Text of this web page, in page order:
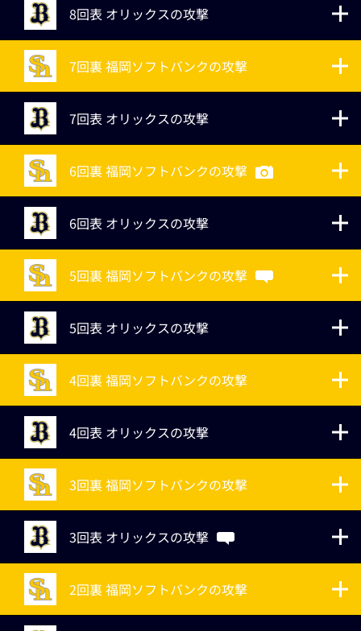
8回表 オリックスの攻撃
7回裏 福岡ソフトバンクの攻撃
7回表 オリックスの攻撃
6回裏 福岡ソフトバンクの攻撃
6回表 オリックスの攻撃
5回裏 福岡ソフトバンクの攻撃
5回表 オリックスの攻撃
4回裏 福岡ソフトバンクの攻撃
4回表 オリックスの攻撃
3回裏 福岡ソフトバンクの攻撃
3回表 オリックスの攻撃
2回裏 福岡ソフトバンクの攻撃